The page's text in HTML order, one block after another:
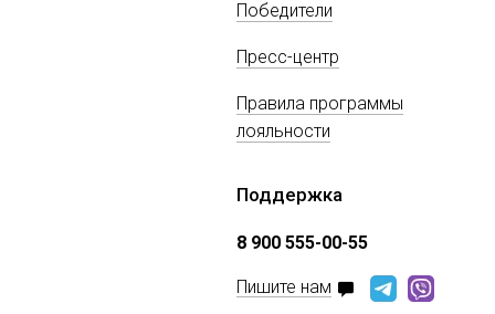
Победители
Пресс-центр
Правила программы
лояльности
Поддержка
8 900 555-00-55
Пишите нам